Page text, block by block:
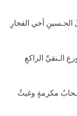
الحـسينِ أخي الفخارِ
الـنقيِّ الراكعِ
مكرمةٍ وغيثُ